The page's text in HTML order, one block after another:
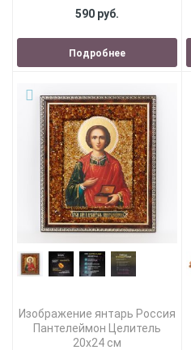
590 руб.
Подробнее
Изображение янтарь Россия
Пантелеймон Целитель
20х24 см